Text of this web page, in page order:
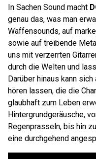
In Sachen Sound macht
genau das, was man
Waffensounds, auf
sowie auf treibende
uns mit verzerrten
durch die Welten und
Darüber hinaus kann
hören lassen, die die
glaubhaft zum Leben
Hintergrundgeräusche,
Regenprasseln, bis hin
eine durchgehend